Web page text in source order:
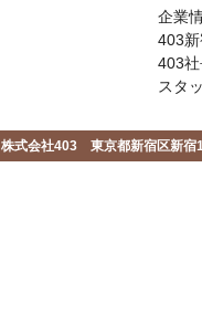
企業
403
403
スタ
株式会社403 東京都新宿区新